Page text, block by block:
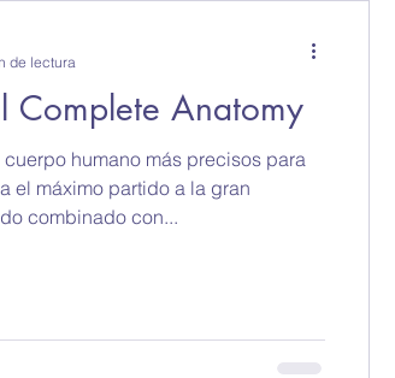
Complete Anatomy
humano más precisos para
el máximo partido a la gran
combinado con...
de lectura